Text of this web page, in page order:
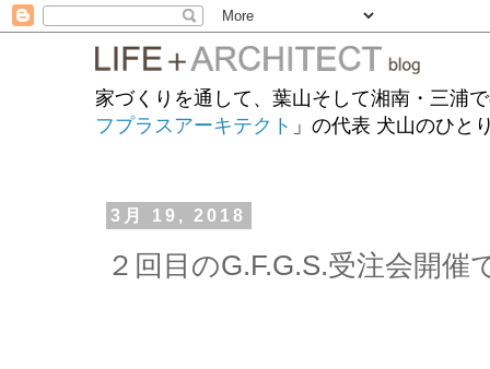
家づくりを通して、葉山そして湘南・三浦
フプラスアーキテクト 」の代表 犬山のひと
3月 19, 2018
２回目のG.F.G.S.受注会開催